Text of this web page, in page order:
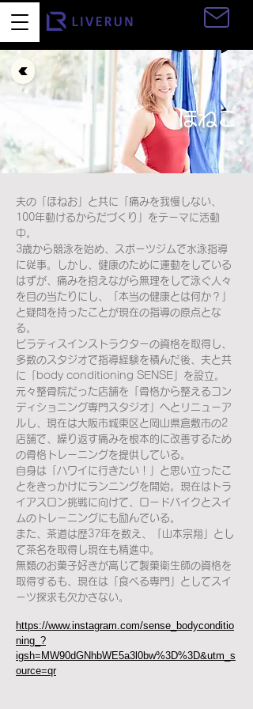
ほねこ
夫の「ほねお」と共に「痛みを我慢しない、
100年動けるからだづくり」をテーマに活動
中。
3歳から競泳を始め、スポーツジムで水泳指導
に従事。しかし、健康のために運動をしている
はずが、痛みを抱えながら無理をして泳ぐ人々
を目の当たりにし、「本当の健康とは何か？」
と疑問を持ったことが現在の指導の原点とな
る。
ピラティスインストラクターの資格を取得し、
多数のスタジオで指導経験を積んだ後、夫と共
に「body conditioning SENSE」を設立。
元々整骨院だった店舗を「骨格から整えるコン
ディショニング専門スタジオ」へとリニューア
ルし、現在は大阪市城東区と岡山県倉敷市の2
店舗で、繰り返す痛みを根本的に改善するため
の骨格トレーニングを提供している。
自身は「ハワイに行きたい！」と思い立ったこ
とをきっかけにランニングを開始。現在はトラ
イアスロン挑戦に向けて、ロードバイクとスイ
ムのトレーニングにも励んでいる。
また、茶道は歴37年を数え、「山本宗翔」とし
て茶名を取得し現在も精進中。
無類のお菓子好きが高じて製菓衛生師の資格を
取得するも、現在は「食べる専門」としてスイ
ーツ探求も欠かさない。
https://www.instagram.com/sense_bodyconditio
ning_?
igsh=MW90dGNhbWE5a3l0bw%3D%3D&utm_s
ource=qr